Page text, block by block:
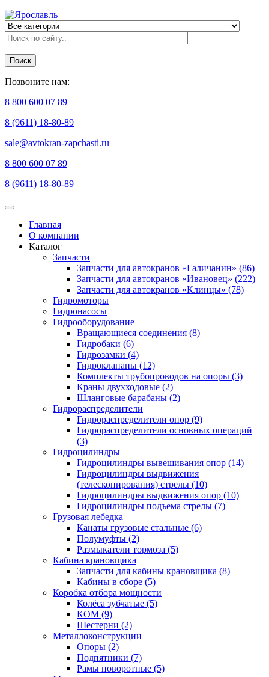
Поиск
Позвоните нам:
8 800 600 07 89
8 (9611) 18-80-89
sale@avtokran-zapchasti.ru
8 800 600 07 89
8 (9611) 18-80-89
Главная
О компании
Каталог
Запчасти
Запчасти для автокранов «Галичанин» (86)
Запчасти для автокранов «Ивановец» (222)
Запчасти для автокранов «Клинцы» (78)
Гидромоторы
Гидронасосы
Гидрооборудование
Вращающиеся соединения (8)
Гидробаки (6)
Гидрозамки (4)
Гидроклапаны (12)
Комплекты трубопроводов на опоры (3)
Краны двухходовые (2)
Шланговые барабаны (2)
Гидрораспределители
Гидрораспределители опор (9)
Гидрораспределители основных операций
(3)
Гидроцилиндры
Гидроцилиндры вывешивания опор (14)
Гидроцилиндры выдвижения
(телескопирования) стрелы (10)
Гидроцилиндры выдвижения опор (10)
Гидроцилиндры подъема стрелы (7)
Грузовая лебедка
Канаты грузовые стальные (6)
Полумуфты (2)
Размыкатели тормоза (5)
Кабина крановщика
Запчасти для кабины крановщика (8)
Кабины в сборе (5)
Коробка отбора мощности
Колёса зубчатые (5)
КОМ (9)
Шестерни (2)
Металлоконструкции
Опоры (2)
Подпятники (7)
Рамы поворотные (5)